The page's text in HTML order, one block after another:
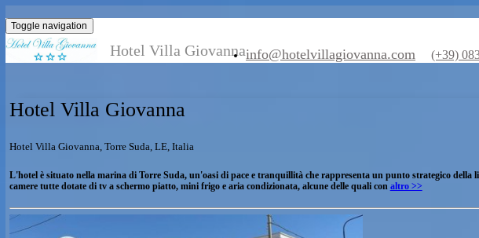
Toggle navigation
Hotel Villa Giovannainfo@hotelvillagiovanna.com
Hotel Villa Giovanna
L'hotel è situato nella marina di Torre Suda, un'oasi di pace e tranquillità che rappresenta un punto
camere tutte dotate di tv a schermo piatto, mini frigo e aria condizionata, alcune delle quali con altro >>